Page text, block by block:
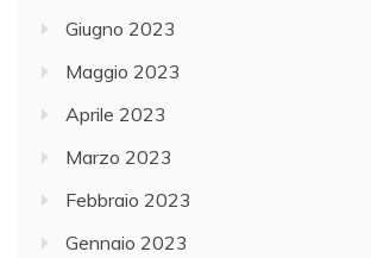
Giugno 2023
Maggio 2023
Aprile 2023
Marzo 2023
Febbraio 2023
Gennaio 2023